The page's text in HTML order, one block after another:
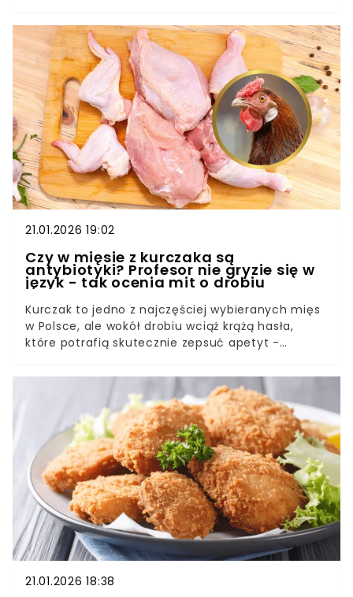
fetą i suszonymi pomidorami, więc jest i
kremowo, i lekko „śródziemnomorsko”. To przepis
dobry na kolację, rodzinne spotkanie, a nawet do
spakowania na drugi dzień - bo świetnie smakuje
także po odgrzaniu. Wystarczy trzymać się kilku
prostych zasad, żeby ciasto nie rozmiękło, a
kurczak był dobrze dopieczony.Jak zrobić
chrupiące ciasto francuskie i nie „utopić”
farszuBezpieczeństwo i przechowywanie - kiedy
kurczak jest gotowy i jak odgrzewaćPierś z
kurczaka w cieście francuskim - przepis krok po
kroku
21.01.2026 19:02
Czy w mięsie z kurczaka są
antybiotyki? Profesor nie gryzie się w
język - tak ocenia mit o drobiu
Kurczak to jedno z najczęściej wybieranych mięs
w Polsce, ale wokół drobiu wciąż krążą hasła,
które potrafią skutecznie zepsuć apetyt -
„hormony wzrostu”.Wątpliwości zwykle pojawiają
się wtedy, gdy widzimy, jak szybko rosną brojlery i
jak „równe” są tuszki w sklepie. Tyle że szybki
przyrost masy nie musi oznaczać żadnych
niebezpiecznych dopalaczy. “Skąd bierze się
szybki wzrost brojlerów - fakty zamiast
„sterydów”Hormony wzrostu w drobiu - co mówi
prawo i dlaczego to się nie opłacaAntybiotyki w
hodowli - kiedy są używane i co oznacza okres
karencjiJak kupować i przygotowywać drób, żeby
jeść spokojniej
21.01.2026 18:38